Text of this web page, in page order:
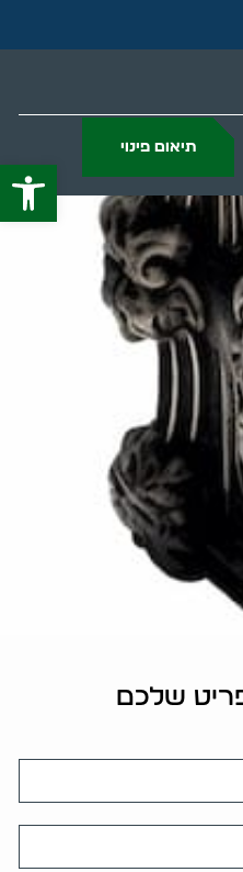
פתח
תיאום פינוי
שלכם